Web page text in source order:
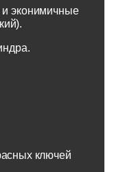
эконимичные
ключей